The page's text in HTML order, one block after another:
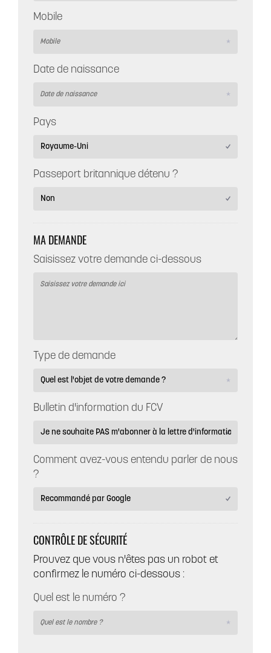
Mobile
Date de naissance
Pays
Passeport britannique détenu ?
MA DEMANDE
Saisissez votre demande ci-dessous
Type de demande
Bulletin d'information du FCV
Comment avez-vous entendu parler de nous
?
CONTRÔLE DE SÉCURITÉ
Prouvez que vous n'êtes pas un robot et
confirmez le numéro ci-dessous :
Quel est le numéro ?